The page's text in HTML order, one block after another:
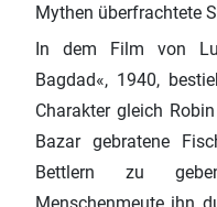
Mythen überfrachtete
In dem Film von
Bagdad«, 1940,
Charakter gleich
Bazar gebratene
Bettlern zu
Menschenmeute ihn